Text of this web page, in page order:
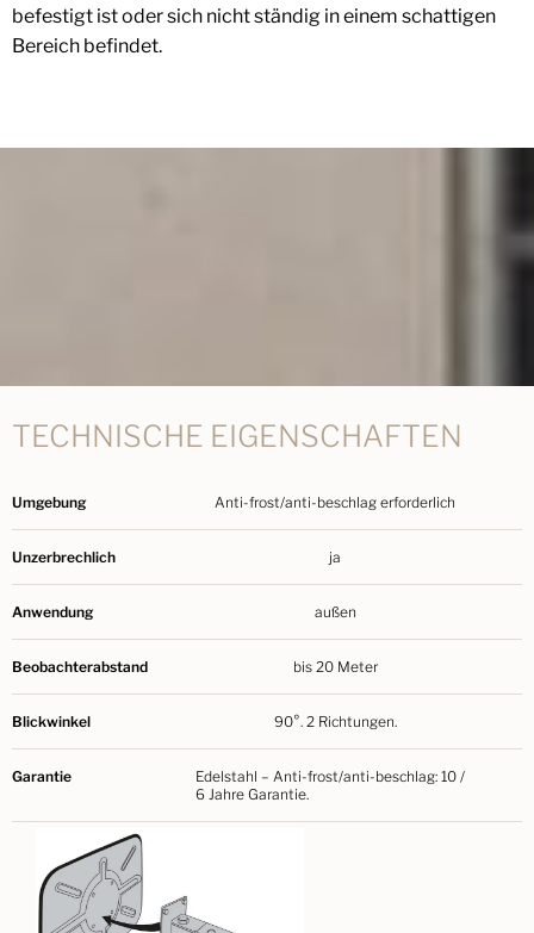
befestigt ist oder sich nicht ständig in einem schattigen
Bereich befindet.
TECHNISCHE EIGENSCHAFTEN
Umgebung Anti-frost/anti-beschlag erforderlich
Unzerbrechlich ja
Anwendung außen
Beobachterabstand bis 20 Meter
Blickwinkel 90°. 2 Richtungen.
Garantie
Edelstahl – Anti-frost/anti-beschlag: 10 /
6 Jahre Garantie.